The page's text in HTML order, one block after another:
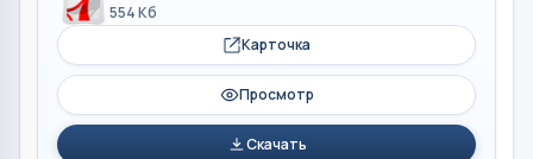
554 Кб
Карточка
Просмотр
Скачать